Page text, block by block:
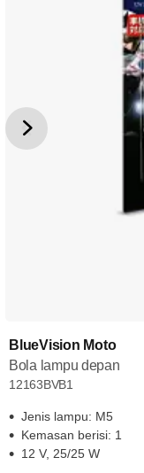
BlueVision Moto
Bola lampu depan
12163BVB1
Jenis lampu: M5
Kemasan berisi: 1
12 V, 25/25 W